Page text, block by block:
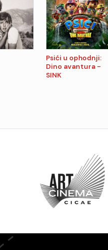
Psići u ophodnji:
Dino avantura -
SINK